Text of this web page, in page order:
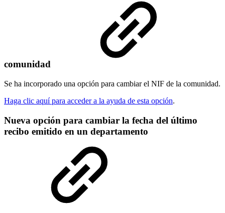
comunidad
Se ha incorporado una opción para cambiar el NIF de la comunidad.
Haga clic aquí para acceder a la ayuda de esta opción.
Nueva opción para cambiar la fecha del último
recibo emitido en un departamento